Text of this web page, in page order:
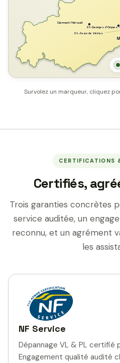
St-Georges d'Orques
Clermont l'Hérault
St-Jean de Védas
Survolez un marqueur, cliquez
CERTIFICATIONS
Certifiés,
Trois garanties concrètes
service auditée, un
reconnu, et un agrément
les
NF Service
Dépannage VL & PL certifié
Engagement qualité audité